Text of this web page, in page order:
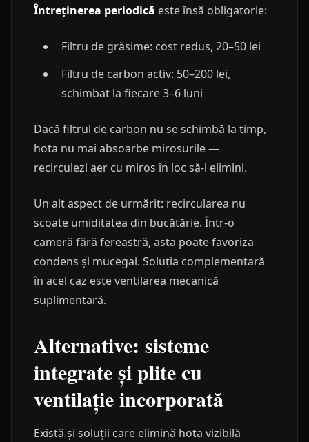
Întreținerea periodică este însă obligatorie:
Filtru de grăsime: cost redus, 20–50 lei
Filtru de carbon activ: 50–200 lei,
schimbat la fiecare 3–6 luni
Dacă filtrul de carbon nu se schimbă la timp,
hota nu mai absoarbe mirosurile —
recirculezi aer cu miros în loc să-l elimini.
Un alt aspect de urmărit: recircularea nu
scoate umiditatea din bucătărie. Într-o
cameră fără fereastră, asta poate favoriza
condens și mucegai. Soluția complementară
în acel caz este ventilarea mecanică
suplimentară.
Alternative: sisteme
integrate și plite cu
ventilație incorporată
Există și soluții care elimină hota vizibilă